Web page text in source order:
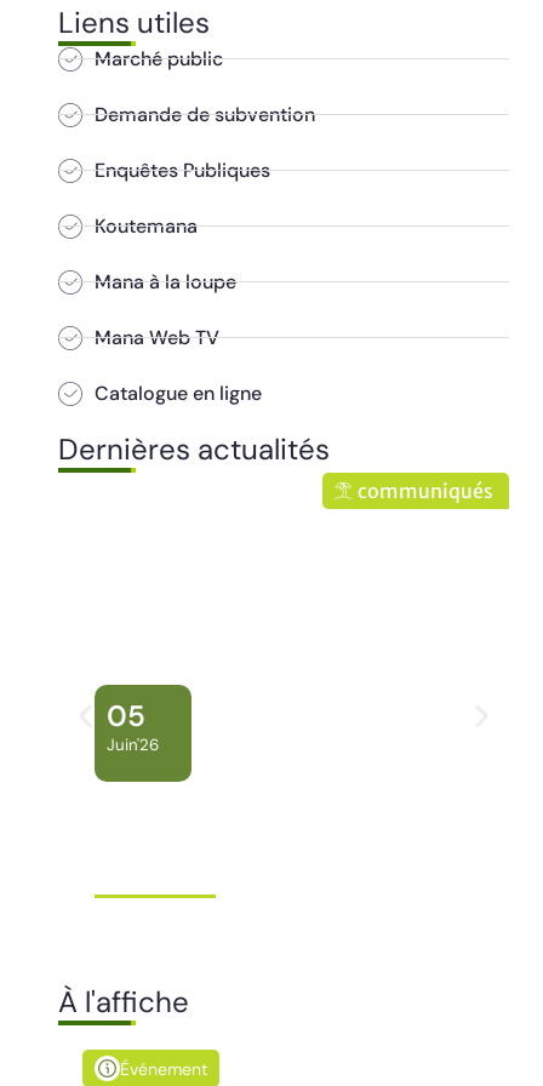
Liens utiles
Marché public
Demande de subvention
Enquêtes Publiques
Koutemana
Mana à la loupe
Mana Web TV
Catalogue en ligne
Dernières actualités
communiqués
05
Juin'26
À l'affiche
Événement